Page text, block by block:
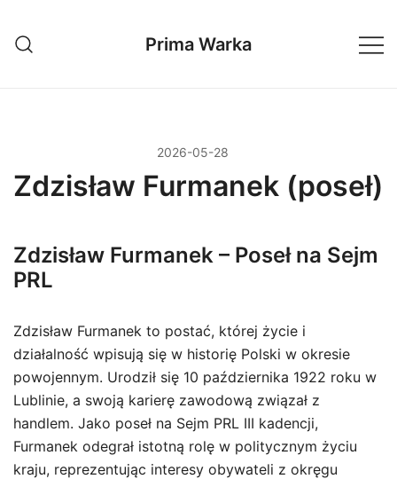
treści
Prima Warka
2026-05-28
Zdzisław Furmanek (poseł)
Zdzisław Furmanek – Poseł na Sejm
PRL
Zdzisław Furmanek to postać, której życie i
działalność wpisują się w historię Polski w okresie
powojennym. Urodził się 10 października 1922 roku w
Lublinie, a swoją karierę zawodową związał z
handlem. Jako poseł na Sejm PRL III kadencji,
Furmanek odegrał istotną rolę w politycznym życiu
kraju, reprezentując interesy obywateli z okręgu